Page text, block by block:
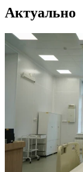
Актуально